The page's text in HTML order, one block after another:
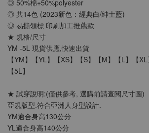
◎ 50%棉+50%polyester
◎ 共14色 (2023新色：經典白/紳士藍)
◎ 易撕領標 印刷加工推薦款
★ 規格/尺寸
YM -5L 現貨供應,快速出貨
【YM】【YL】【XS】【S】【M】【L】【XL
【5L】
★ 試穿說明:(僅供參考, 選購前請查閱尺寸圖)
亞規版型.符合亞洲人身型設計.
YM適合身高130公分
YL適合身高140公分